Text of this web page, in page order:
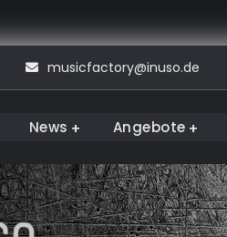
musicfactory@inuso.de
News Angebote